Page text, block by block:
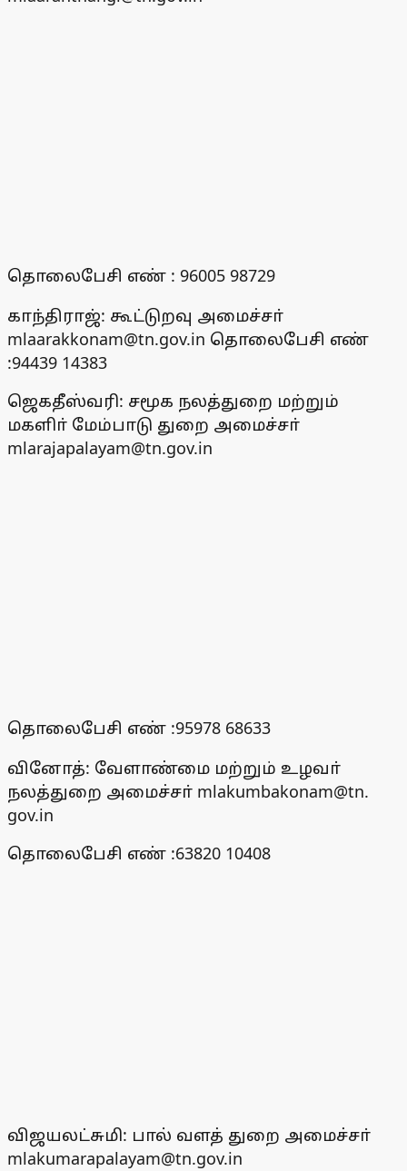
தொலைபேசி எண் : 96005 98729
காந்திராஜ்: கூட்டுறவு அமைச்சா்
mlaarakkonam@tn.gov.in தொலைபேசி எண்
:94439 14383
ஜெகதீஸ்வரி: சமூக நலத்துறை மற்றும்
மகளிா் மேம்பாடு துறை அமைச்சா்
mlarajapalayam@tn.gov.in
தொலைபேசி எண் :95978 68633
வினோத்: வேளாண்மை மற்றும் உழவா்
நலத்துறை அமைச்சா் mlakumbakonam@tn.
gov.in
தொலைபேசி எண் :63820 10408
விஜயலட்சுமி: பால் வளத் துறை அமைச்சா்
mlakumarapalayam@tn.gov.in